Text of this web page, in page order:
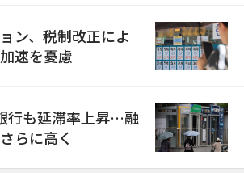
ン、税制改正によ
速を憂慮
行も延滞率上昇…融
らに高く